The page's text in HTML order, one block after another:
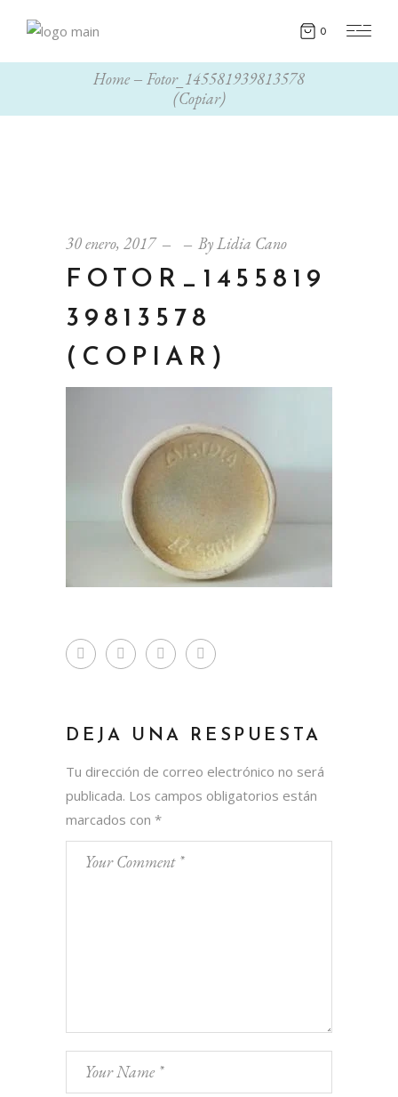
0
Home
Fotor_145581939813578
(Copiar)
30 enero, 2017 ByLidia Cano
FOTOR_1455819
39813578
(COPIAR)
DEJA UNA RESPUESTA
Tu dirección de correo electrónico no será
publicada. Los campos obligatorios están
marcados con *